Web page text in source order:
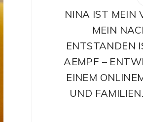
NINA IST MEIN
MEIN
ENTSTANDEN
AEMPF –
EINEM
UND